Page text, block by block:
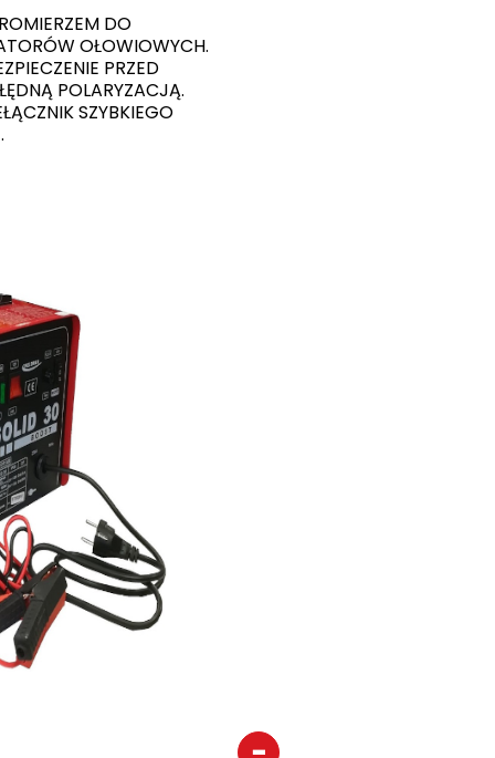
DO
OŁOWIOWYCH.
PRZED
POLARYZACJĄ.
SZYBKIEGO